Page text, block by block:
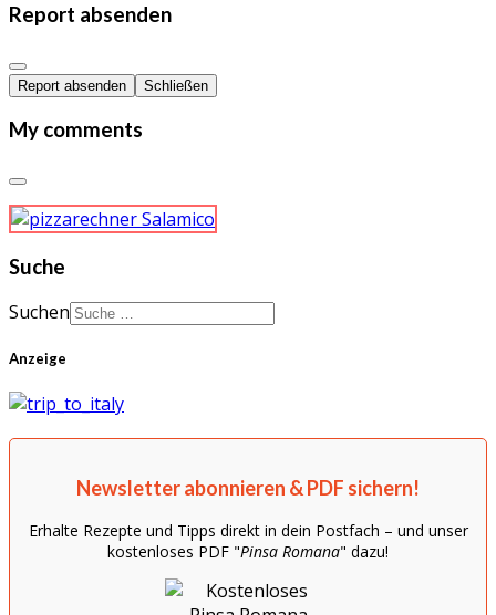
Report absenden
Report absenden Schließen
My comments
Suche
Suchen
Anzeige
Newsletter abonnieren & PDF sichern!
Erhalte Rezepte und Tipps direkt in dein Postfach – und unser
kostenloses PDF "Pinsa Romana" dazu!